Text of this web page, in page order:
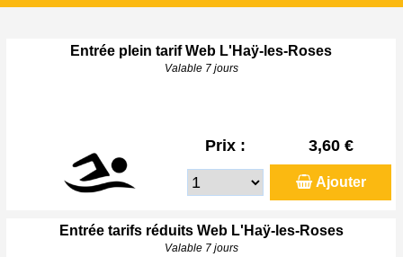
Entrée plein tarif Web L'Haÿ-les-Roses
Valable 7 jours
Prix : 3,60 €
Ajouter
Entrée tarifs réduits Web L'Haÿ-les-Roses
Valable 7 jours